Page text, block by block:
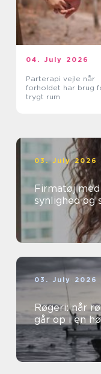
04. July 2026
Parterapi vejle når
forholdet har brug
trygt rum
03. July 2026
Firmatøj
synlighed og
03. July 2026
Røgeri: når
går op i en